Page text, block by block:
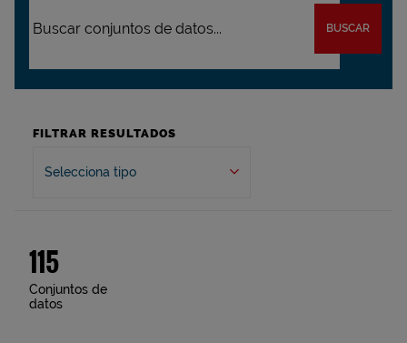
BUSCAR
FILTRAR RESULTADOS
Selecciona tipo
115
Conjuntos de
datos